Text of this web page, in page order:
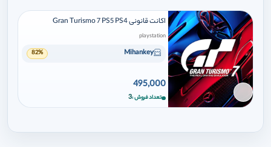
برای افزودن وارد شوید
اکانت قانونی Gran Turismo 7 PS5 PS4
playstation
Mihankey
82%
495,000
تعداد فروش 3